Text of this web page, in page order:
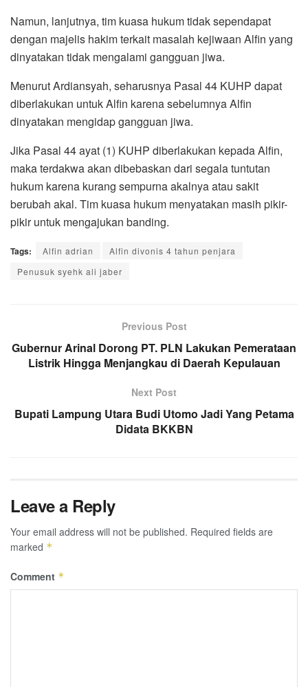
Namun, lanjutnya, tim kuasa hukum tidak sependapat
dengan majelis hakim terkait masalah kejiwaan Alfin yang
dinyatakan tidak mengalami gangguan jiwa.
Menurut Ardiansyah, seharusnya Pasal 44 KUHP dapat
diberlakukan untuk Alfin karena sebelumnya Alfin
dinyatakan mengidap gangguan jiwa.
Jika Pasal 44 ayat (1) KUHP diberlakukan kepada Alfin,
maka terdakwa akan dibebaskan dari segala tuntutan
hukum karena kurang sempurna akalnya atau sakit
berubah akal. Tim kuasa hukum menyatakan masih pikir-
pikir untuk mengajukan banding.
Tags: Alfin adrian
Alfin divonis 4 tahun penjara
Penusuk syehk ali jaber
Previous Post
Gubernur Arinal Dorong PT. PLN Lakukan Pemerataan
Listrik Hingga Menjangkau di Daerah Kepulauan
Next Post
Bupati Lampung Utara Budi Utomo Jadi Yang Petama
Didata BKKBN
Leave a Reply
Your email address will not be published. Required fields are
marked *
Comment *